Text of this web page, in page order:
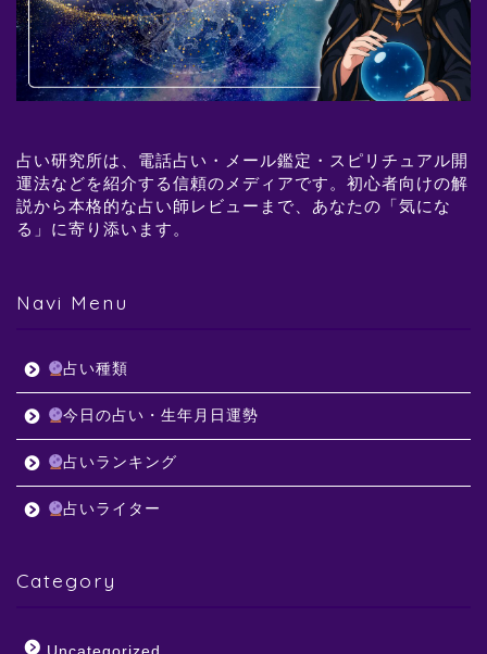
占い研究所は、電話占い・メール鑑定・スピリチュアル開
運法などを紹介する信頼のメディアです。初心者向けの解
説から本格的な占い師レビューまで、あなたの「気にな
る」に寄り添います。
Navi Menu
占い種類
今日の占い・生年月日運勢
占いランキング
占いライター
Category